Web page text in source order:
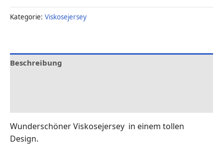
Kategorie: Viskosejersey
Beschreibung
Wunderschöner Viskosejersey in einem tollen
Design.